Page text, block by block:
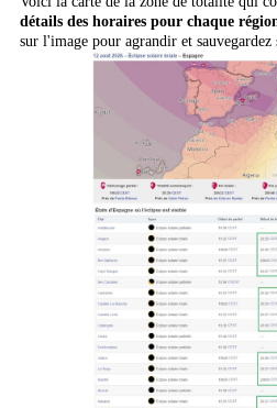
détails des horaires pour chaque
sur l'image pour agrandir et sauvegardez